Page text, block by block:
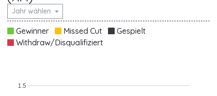
Jahr wählen
Gewinner Missed Cut
Gespielt
Withdraw/Disqualifiziert
1.5